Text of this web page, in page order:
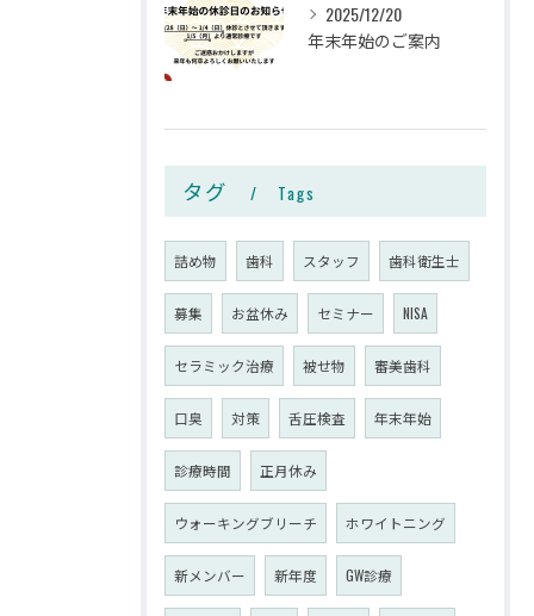
2025/12/20
年末年始のご案内
タグ Tags
詰め物 歯科 スタッフ 歯科衛生士
募集 お盆休み セミナー NISA
セラミック治療 被せ物 審美歯科
口臭 対策 舌圧検査 年末年始
診療時間 正月休み
ウォーキングブリーチ ホワイトニング
新メンバー 新年度 GW診療